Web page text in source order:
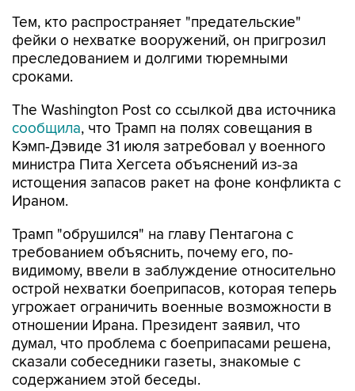
Тем, кто распространяет "предательские"
фейки о нехватке вооружений, он пригрозил
преследованием и долгими тюремными
сроками.
The Washington Post со ссылкой два источника
сообщила, что Трамп на полях совещания в
Кэмп-Дэвиде 31 июля затребовал у военного
министра Пита Хегсета объяснений из-за
истощения запасов ракет на фоне конфликта с
Ираном.
Трамп "обрушился" на главу Пентагона с
требованием объяснить, почему его, по-
видимому, ввели в заблуждение относительно
острой нехватки боеприпасов, которая теперь
угрожает ограничить военные возможности в
отношении Ирана. Президент заявил, что
думал, что проблема с боеприпасами решена,
сказали собеседники газеты, знакомые с
содержанием этой беседы.